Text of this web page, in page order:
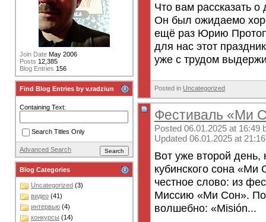
Что вам рассказать
Он был ожидаемо
ещё раз Юрию
для нас этот
уже с трудом
Posted in Uncategorized
Фестиваль «Ми
Posted 06.01.2025 at 16:49
Updated 06.01.2025 at
Вот уже второй день,
кубинского сона
честное слово: из
Миссию «Ми Сон».
волшебно: «Misión...
Join Date May 2006
Posts 12,385
Blog Entries 156
Find Blog Entries by v.radziun
Containing Text:
Search Titles Only
Advanced Search
Blog Categories
Uncategorized (3)
видео (41)
интервью (4)
конкурсы (14)